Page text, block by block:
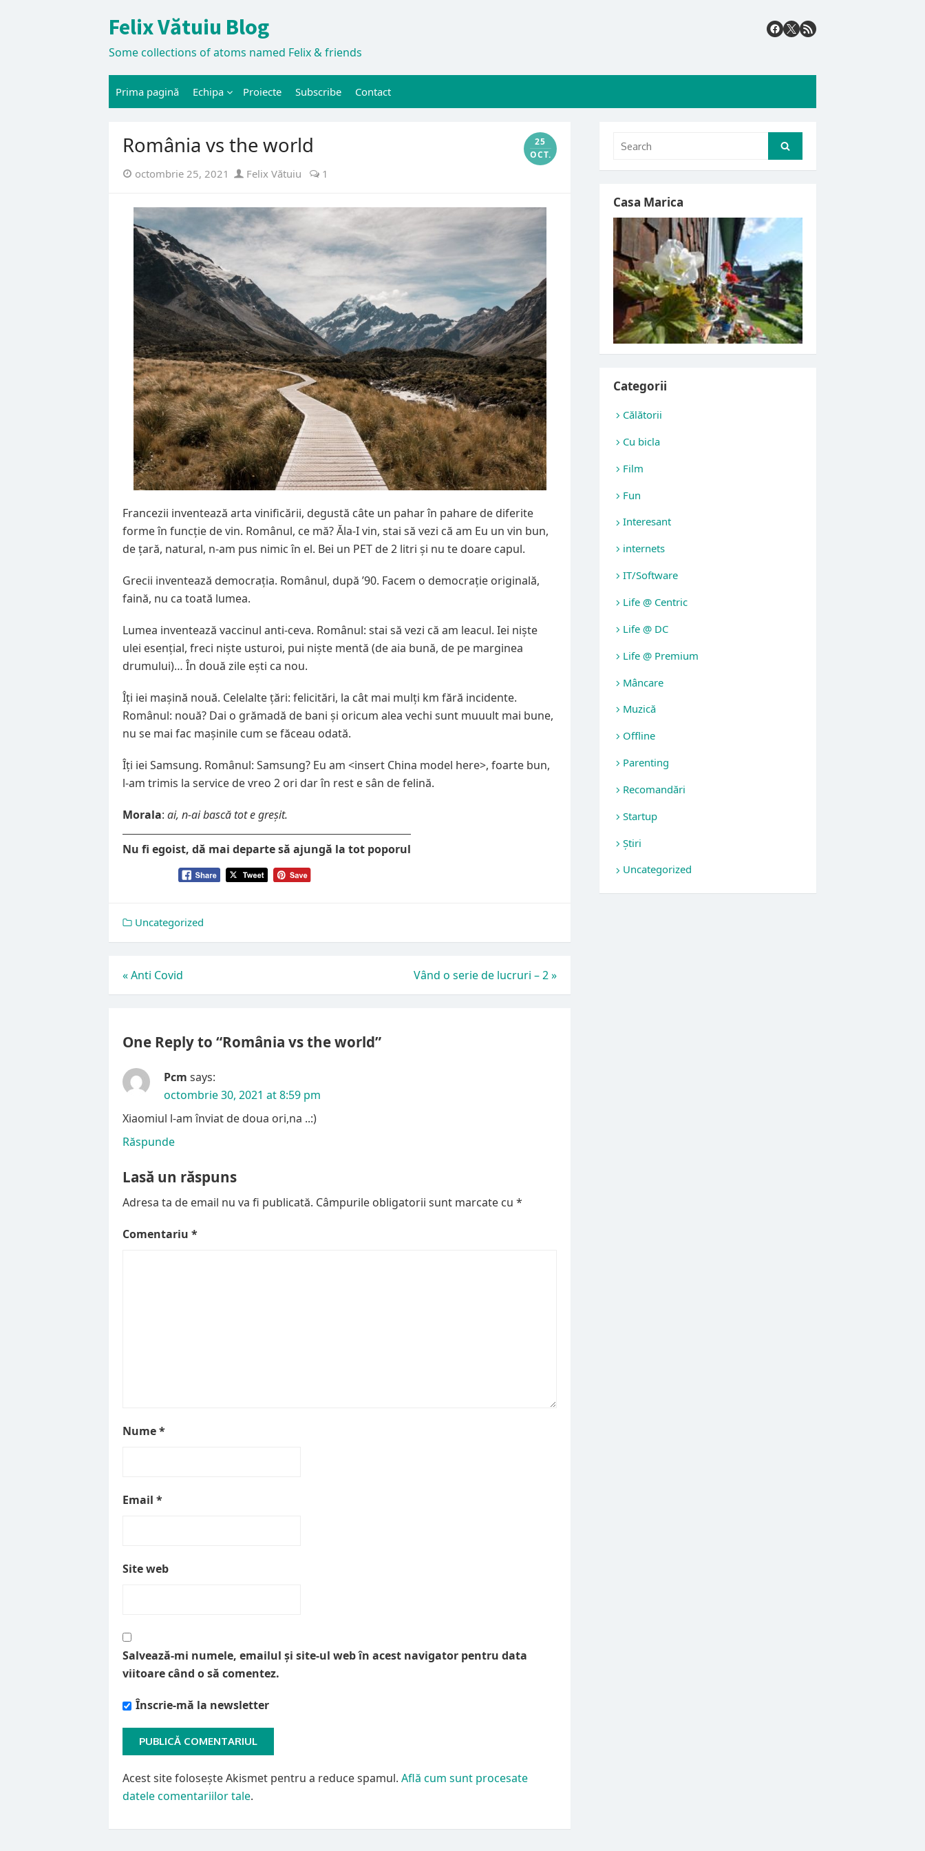
to
Felix Vătuiu Blog
Some collections of atoms named Felix & friends
Prima pagină Echipa Proiecte Subscribe Contact
România vs the world
25
OCT.
Posted
octombrie 25, 2021 Author
Felix Vătuiu 1
Francezii inventează arta vinificării, degustă câte un pahar în pahare de diferite
forme în funcție de vin. Românul, ce mă? Ăla-I vin, stai să vezi că am Eu un vin bun,
de țară, natural, n-am pus nimic în el. Bei un PET de 2 litri și nu te doare capul.
Grecii inventează democrația. Românul, după ’90. Facem o democrație originală,
faină, nu ca toată lumea.
Lumea inventează vaccinul anti-ceva. Românul: stai să vezi că am leacul. Iei niște
ulei esențial, freci niște usturoi, pui niște mentă (de aia bună, de pe marginea
drumului)… În două zile ești ca nou.
Îți iei mașină nouă. Celelalte țări: felicitări, la cât mai mulți km fără incidente.
Românul: nouă? Dai o grămadă de bani și oricum alea vechi sunt muuult mai bune,
nu se mai fac mașinile cum se făceau odată.
Îți iei Samsung. Românul: Samsung? Eu am <insert China model here>, foarte bun,
l-am trimis la service de vreo 2 ori dar în rest e sân de felină.
Morala: ai, n-ai bască tot e greșit.
Nu fi egoist, dă mai departe să ajungă la tot poporul
Uncategorized
Navigare
în
«Anti Covid Vând o serie de lucruri – 2»
One Reply to “România vs the world”
Pcm says:
octombrie 30, 2021 at 8:59 pm
Xiaomiul l-am înviat de doua ori,na ..:)
Răspunde
Lasă un răspuns
Adresa ta de email nu va fi publicată. Câmpurile obligatorii sunt marcate cu *
Comentariu *
Nume*
Email *
Site web
Salvează-mi numele, emailul și site-ul web în acest navigator pentru data
viitoare când o să comentez.
Înscrie-mă la newsletter
Acest site folosește Akismet pentru a reduce spamul. Află cum sunt procesate
datele comentariilor tale.
Search
Search
Casa Marica
Categorii
Călătorii
Cu bicla
Film
Fun
Interesant
internets
IT/Software
Life @ Centric
Life @ DC
Life @ Premium
Mâncare
Muzică
Offline
Parenting
Recomandări
Startup
Știri
Uncategorized